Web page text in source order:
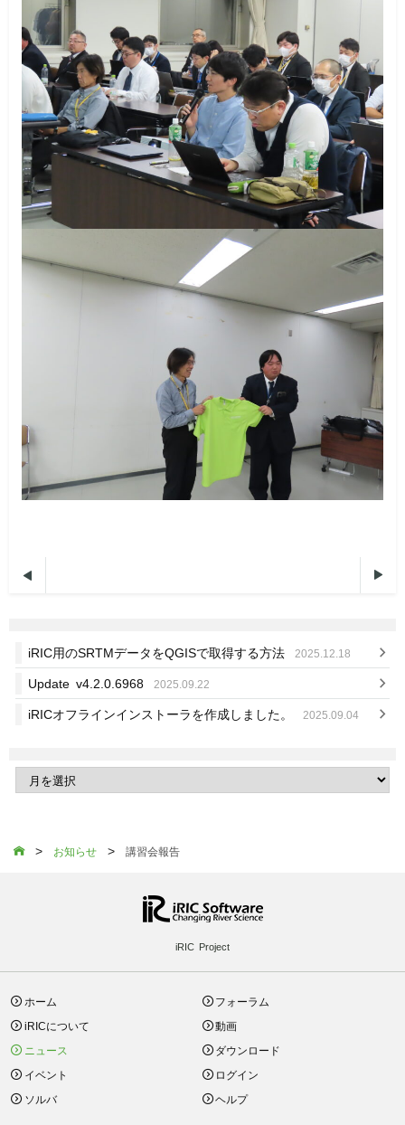
 
iRIC用のSRTMデータをQGISで取得する方法 2025.12.18
Update v4.2.0.6968 2025.09.22
iRICオフラインインストーラを作成しました。 2025.09.04
 > お知らせ > 講習会報告
iRIC Project
ホーム
iRICについて
ニュース
イベント
ソルバ
フォーラム
動画
ダウンロード
ログイン
ヘルプ